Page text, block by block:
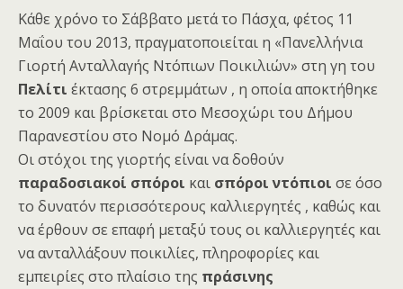
Κάθε χρόνο το Σάββατο μετά το Πάσχα, φέτος 11
Μαΐου του 2013, πραγματοποιείται η «Πανελλήνια
Γιορτή Ανταλλαγής Ντόπιων Ποικιλιών» στη γη του
Πελίτι έκτασης 6 στρεμμάτων , η οποία αποκτήθηκε
το 2009 και βρίσκεται στο Μεσοχώρι του Δήμου
Παρανεστίου στο Νομό Δράμας.
Οι στόχοι της γιορτής είναι να δοθούν
παραδοσιακοί σπόροι και σπόροι ντόπιοι σε όσο
το δυνατόν περισσότερους καλλιεργητές , καθώς και
να έρθουν σε επαφή μεταξύ τους οι καλλιεργητές και
να ανταλλάξουν ποικιλίες, πληροφορίες και
εμπειρίες στο πλαίσιο της πράσινης